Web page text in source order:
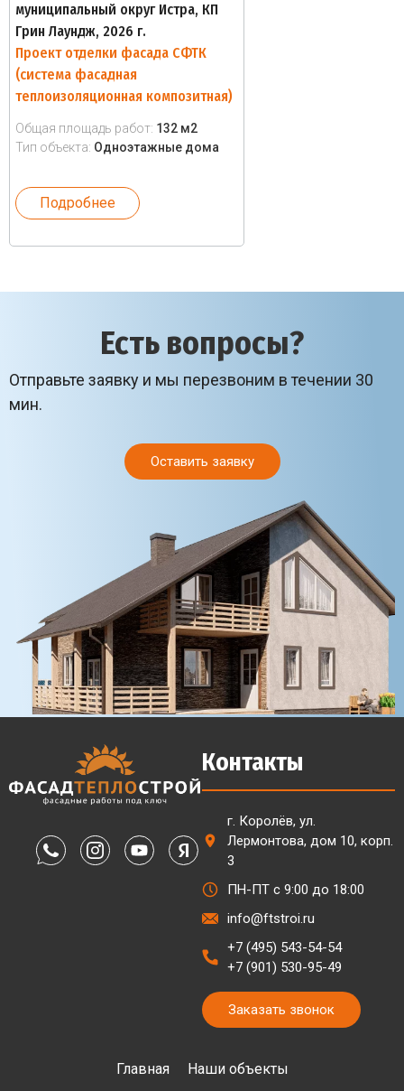
муниципальный округ Истра, КП
Грин Лаундж, 2026 г.
Проект отделки фасада СФТК
(система фасадная
теплоизоляционная композитная)
Общая площадь работ: 132 м2
Тип объекта: Одноэтажные дома
Подробнее
Есть вопросы?
Отправьте заявку и мы перезвоним в течении 30
мин.
Оставить заявку
Главная
Наши объекты
Контакты
г. Королёв, ул.
Лермонтова, дом 10, корп.
3
ПН-ПТ с 9:00 до 18:00
info@ftstroi.ru
+7 (495) 543-54-54
+7 (901) 530-95-49
Заказать звонок